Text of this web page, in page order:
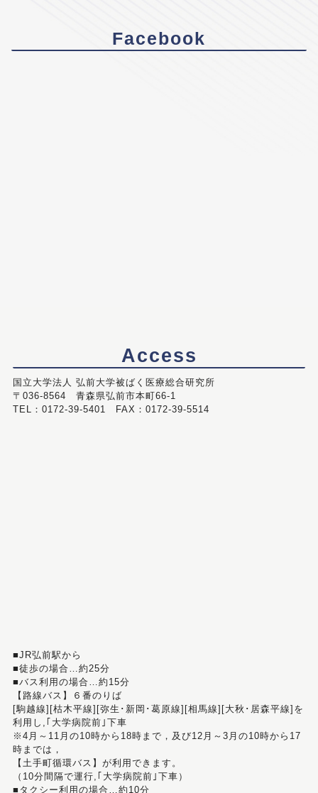
Facebook
Access
国立大学法人 弘前大学被ばく医療総合研究所
〒036-8564 青森県弘前市本町66-1
TEL：0172-39-5401 FAX：0172-39-5514
■JR弘前駅から
■徒歩の場合…約25分
■バス利用の場合…約15分
【路線バス】６番のりば
[駒越線][枯木平線][弥生･新岡･葛原線][相馬線][大秋･居森平線]を
利用し,｢大学病院前｣下車
※4月～11月の10時から18時まで，及び12月～3月の10時から17
時までは，
【土手町循環バス】が利用できます。
（10分間隔で運行,｢大学病院前｣下車）
■タクシー利用の場合…約10分